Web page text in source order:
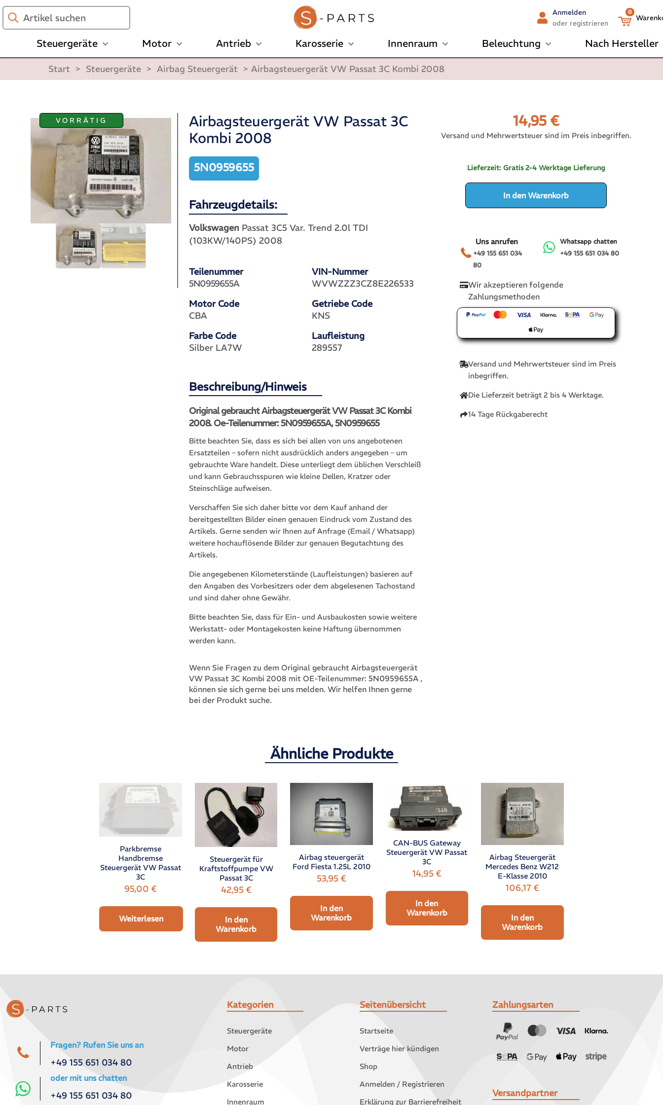
Artikel
suchen
Anmelden
oder registrieren
0
Steuergeräte Motor Antrieb Karosserie Innenraum Beleuchtung Nach Hersteller
Start > Steuergeräte > Airbag Steuergerät > Airbagsteuergerät VW Passat 3C Kombi 2008
VORRÄTIG
Airbagsteuergerät VW Passat 3C
Kombi 2008
5N0959655
Fahrzeugdetails:
Volkswagen Passat 3C5 Var. Trend 2.0l TDI
(103KW/140PS) 2008
Teilenummer
VIN-Nummer
5N0959655A
WVWZZZ3CZ8E226533
Motor Code
Getriebe Code
CBA
KNS
Farbe Code
Laufleistung
Silber LA7W
289557
Beschreibung/Hinweis
Original gebraucht Airbagsteuergerät VW Passat 3C Kombi
2008. Oe-Teilenummer: 5N0959655A, 5N0959655
Bitte beachten Sie, dass es sich bei allen von uns angebotenen
Ersatzteilen – sofern nicht ausdrücklich anders angegeben – um
gebrauchte Ware handelt. Diese unterliegt dem üblichen Verschleiß
und kann Gebrauchsspuren wie kleine Dellen, Kratzer oder
Steinschläge aufweisen.
Verschaffen Sie sich daher bitte vor dem Kauf anhand der
bereitgestellten Bilder einen genauen Eindruck vom Zustand des
Artikels. Gerne senden wir Ihnen auf Anfrage (Email / Whatsapp)
weitere hochauflösende Bilder zur genauen Begutachtung des
Artikels.
Die angegebenen Kilometerstände (Laufleistungen) basieren auf
den Angaben des Vorbesitzers oder dem abgelesenen Tachostand
und sind daher ohne Gewähr.
Bitte beachten Sie, dass für Ein- und Ausbaukosten sowie weitere
Werkstatt- oder Montagekosten keine Haftung übernommen
werden kann.
Wenn Sie Fragen zu dem Original gebraucht Airbagsteuergerät
VW Passat 3C Kombi 2008 mit OE-Teilenummer:5N0959655A ,
können sie sich gerne bei uns melden. Wir helfen Ihnen gerne
bei der Produkt suche.
14,95 €
Versand und Mehrwertsteuer sind im Preis inbegriffen.
Lieferzeit:Gratis 2-4 Werktage Lieferung
In den Warenkorb
+49 155 651 034
80
Uns anrufen
+49 155 651 034 80
Whatsapp chatten
Wir akzeptieren folgende
Zahlungsmethoden
Versand und Mehrwertsteuer sind im Preis
inbegriffen.
Die Lieferzeit beträgt 2 bis 4 Werktage.
14 Tage Rückgaberecht
Ähnliche Produkte
Parkbremse
Handbremse
Steuergerät VW Passat
3C
95,00€
Weiterlesen
Steuergerät für
Kraftstoffpumpe VW
Passat 3C
42,95 €
In den
Warenkorb
Airbag steuergerät
Ford Fiesta 1.25L 2010
53,95 €
In den
Warenkorb
CAN-BUS Gateway
Steuergerät VW Passat
3C
14,95 €
In den
Warenkorb
Airbag Steuergerät
Mercedes Benz W212
E-Klasse 2010
106,17 €
In den
Warenkorb
Fragen? Rufen Sie uns an
+49 155 651 034 80
oder mit uns chatten
+49 155 651 034 80
Kategorien
Steuergeräte
Motor
Antrieb
Karosserie
Innenraum
Seitenübersicht
Startseite
Verträge hier kündigen
Shop
Anmelden / Registrieren
Erklärung zur Barrierefreiheit
Zahlungsarten
Versandpartner